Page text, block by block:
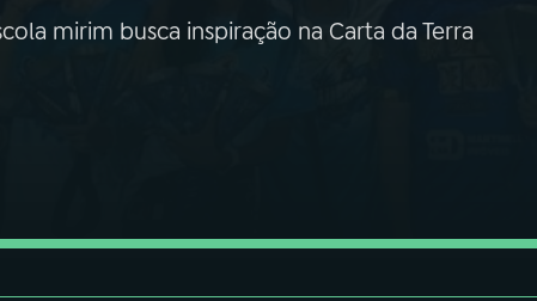
mirim busca inspiração na Carta da Terra